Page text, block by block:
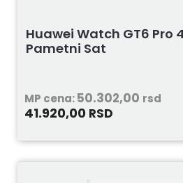
Huawei Watch GT6 Pro
Pametni Sat
MP cena:50.302,00 rsd
41.920,00 RSD